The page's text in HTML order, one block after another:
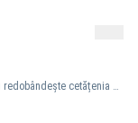
Traian Băsescu redobândește cetățenia Republicii Moldova